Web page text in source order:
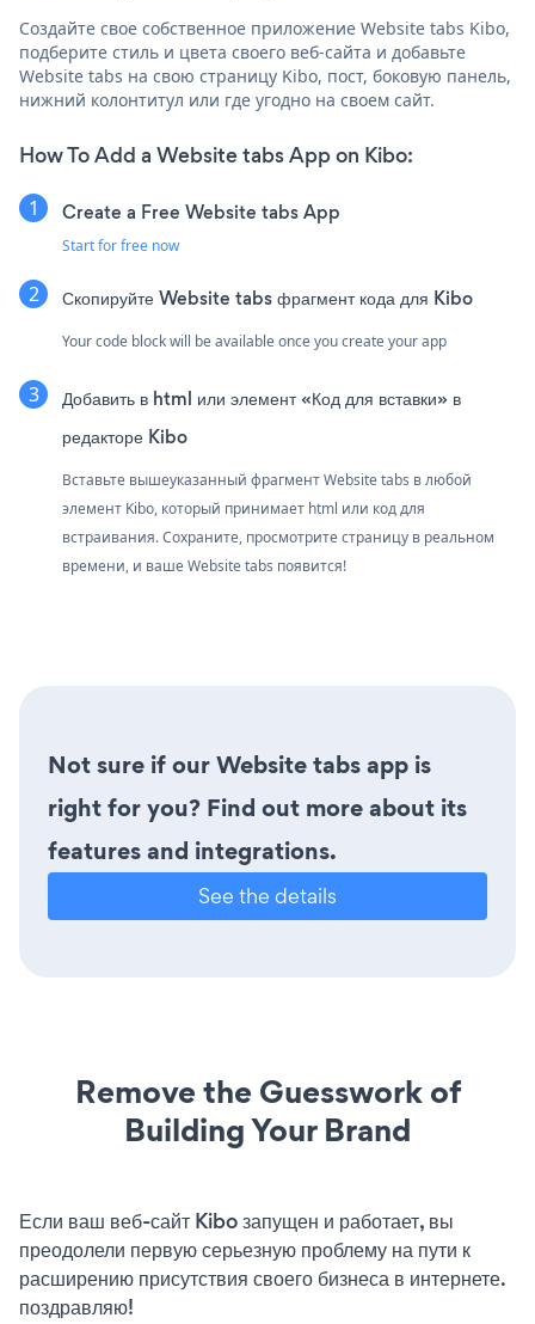
Создайте свое собственное приложение Website tabs Kibo,
подберите стиль и цвета своего веб-сайта и добавьте
Website tabs на свою страницу Kibo, пост, боковую панель,
нижний колонтитул или где угодно на своем сайт.
How To Add a Website tabs App on Kibo:
Create a Free Website tabs App
Start for free now
Скопируйте Website tabs фрагмент кода для Kibo
Your code block will be available once you create your app
Добавить в html или элемент «Код для вставки» в
редакторе Kibo
Вставьте вышеуказанный фрагмент Website tabs в любой
элемент Kibo, который принимает html или код для
встраивания. Сохраните, просмотрите страницу в реальном
времени, и ваше Website tabs появится!
Not sure if our Website tabs app is
right for you? Find out more about its
features and integrations.
See the details
Remove the Guesswork of
Building Your Brand
Если ваш веб-сайт Kibo запущен и работает, вы
преодолели первую серьезную проблему на пути к
расширению присутствия своего бизнеса в интернете.
поздравляю!